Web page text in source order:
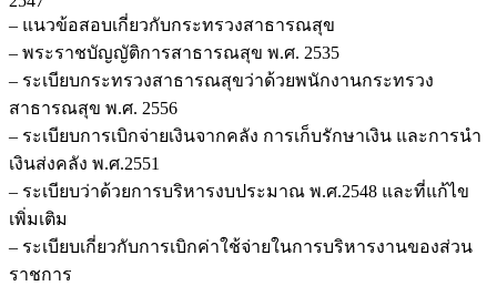
– แนวข้อสอบเกี่ยวกับกระทรวงสาธารณสุข
– พระราชบัญญัติการสาธารณสุข พ.ศ. 2535
– ระเบียบกระทรวงสาธารณสุขว่าด้วยพนักงานกระทรวง
สาธารณสุข พ.ศ. 2556
– ระเบียบการเบิกจ่ายเงินจากคลัง การเก็บรักษาเงิน และการนำ
เงินส่งคลัง พ.ศ.2551
– ระเบียบว่าด้วยการบริหารงบประมาณ พ.ศ.2548 และที่แก้ไข
เพิ่มเติม
– ระเบียบเกี่ยวกับการเบิกค่าใช้จ่ายในการบริหารงานของส่วน
ราชการ